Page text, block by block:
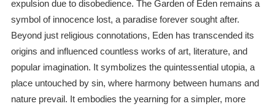
expulsion due to disobedience. The Garden of Eden remains a
symbol of innocence lost, a paradise forever sought after.
Beyond just religious connotations, Eden has transcended its
origins and influenced countless works of art, literature, and
popular imagination. It symbolizes the quintessential utopia, a
place untouched by sin, where harmony between humans and
nature prevail. It embodies the yearning for a simpler, more